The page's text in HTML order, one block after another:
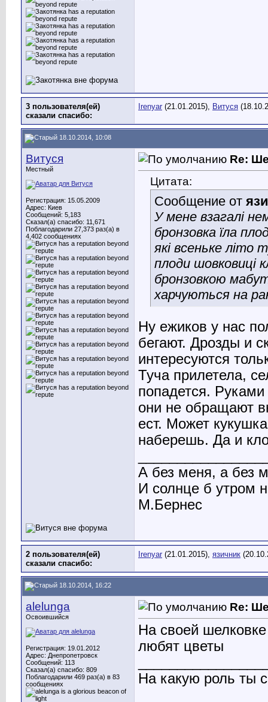
3 пользователя(ей)
сказали cпасибо:
Irenyar (21.01.2015), Витуся
18.10.2014, 10:08
Витуся
Местный
Регистрация: 15.05.2009
Адрес: Киев
Сообщений: 5,183
Сказал(а) спасибо: 11,671
Поблагодарили 27,373 раз(а) в
4,402 сообщениях
Re:
Цитата:
Сообщение от
У мене взагалі
бронзовка їла
які всеньке
плоди шовковиці
бронзовкою
харчуються на
Ну ежиков у нас
бегают. Дрозды и
интересуются
Туча прилетела,
попадется.
они не обращают
ест. Может
наберешь. Да и
А без меня, а без
И солнце б утром
М.Бернес
2 пользователя(ей)
сказали cпасибо:
Irenyar (21.01.2015), язичник
18.10.2014, 16:22
alelunga
Освоившийся
Регистрация: 19.01.2012
Адрес: Днепропетровск
Сообщений: 113
Сказал(а) спасибо: 809
Поблагодарили 469 раз(а) в 83
сообщениях
Re:
На своей
любят цветы
На какую роль ты